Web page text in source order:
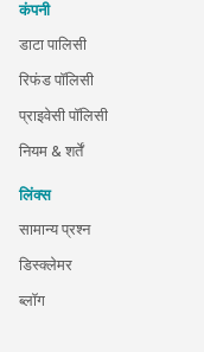
कंपनी
डाटा पालिसी
रिफंड पॉलिसी
प्राइवेसी पॉलिसी
नियम & शर्तें
लिंक्स
सामान्य प्रश्न
डिस्क्लेमर
ब्लॉग